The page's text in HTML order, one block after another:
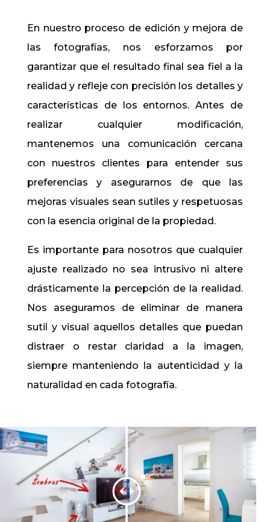
En nuestro proceso de edición y mejora de
las fotografías, nos esforzamos por
garantizar que el resultado final sea fiel a la
realidad y refleje con precisión los detalles y
características de los entornos. Antes de
realizar cualquier modificación,
mantenemos una comunicación cercana
con nuestros clientes para entender sus
preferencias y asegurarnos de que las
mejoras visuales sean sutiles y respetuosas
con la esencia original de la propiedad.
Es importante para nosotros que cualquier
ajuste realizado no sea intrusivo ni altere
drásticamente la percepción de la realidad.
Nos aseguramos de eliminar de manera
sutil y visual aquellos detalles que puedan
distraer o restar claridad a la imagen,
siempre manteniendo la autenticidad y la
naturalidad en cada fotografía.